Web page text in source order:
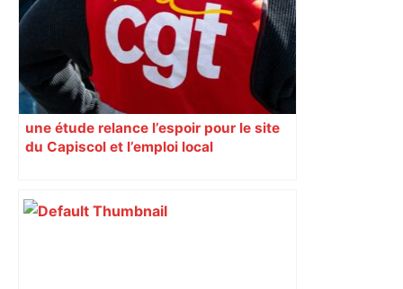
une étude relance l’espoir pour le site
du Capiscol et l’emploi local